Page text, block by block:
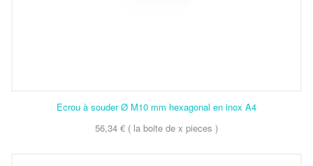
Ecrou à souder Ø M10 mm hexagonal en inox A4
56,34 € ( la boite de x pieces )